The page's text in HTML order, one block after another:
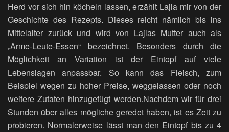
Herd vor sich hin köcheln lassen, erzählt Lajla mir von der
Geschichte des Rezepts. Dieses reicht nämlich bis ins
Mittelalter zurück und wird von Lajlas Mutter auch als
„Arme-Leute-Essen“ bezeichnet. Besonders durch die
Möglichkeit an Variation ist der Eintopf auf viele
Lebenslagen anpassbar. So kann das Fleisch, zum
Beispiel wegen zu hoher Preise, weggelassen oder noch
weitere Zutaten hinzugefügt werden.Nachdem wir für drei
Stunden über alles mögliche geredet haben, ist es Zeit zu
probieren. Normalerweise lässt man den Eintopf bis zu 4